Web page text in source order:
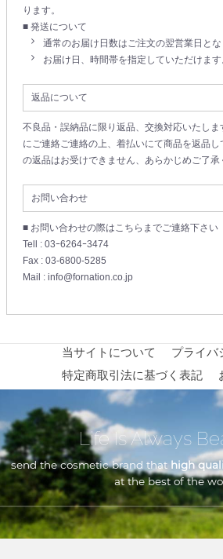
ります。
■ 発送について
通常のお届け日数はご注文の翌営業日とな
お届け日、時間帯を指定していただけます
返品について
不良品・誤納品に限り返品、交換対応いたし
にご連絡ご連絡の上、着払いにて商品を返品
の返品はお受けできません、あらかじめご了承
お問い合わせ
■ お問い合わせの際はこちらまでご連絡下さい
Tell : 03ｰ6264ｰ3474
Fax : 03-6800-5285
Mail : info@fornation.co.jp
当サイトについて
プライバ
特定商取引法に基づく表記
Life Is Always
send the cosmetic brand thathigh
at the best of the